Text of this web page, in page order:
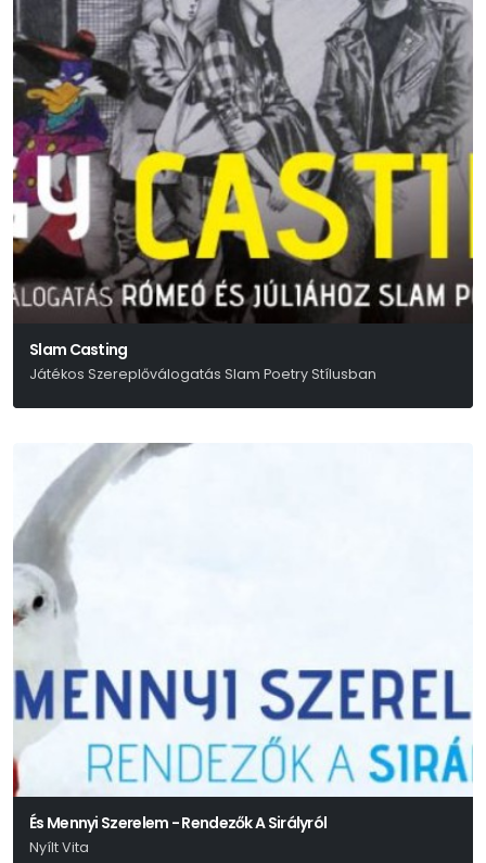
Slam Casting
Játékos Szereplőválogatás Slam Poetry Stílusban
És Mennyi Szerelem - Rendezők A Sirályról
Nyílt Vita